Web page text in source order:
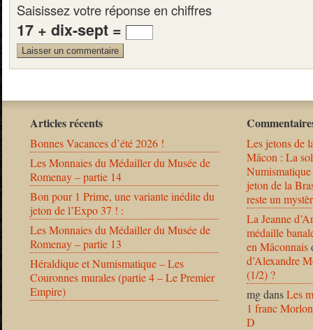
Saisissez votre réponse en chiffres
17 + dix-sept =
Articles récents
Bonnes Vacances d’été 2026 !
Les Monnaies du Médailler du Musée de
Romenay – partie 14
Bon pour 1 Prime, une variante inédite du
jeton de l’Expo 37 ! :
Les Monnaies du Médailler du Musée de
Romenay – partie 13
Héraldique et Numismatique – Les
Couronnes murales (partie 4 – Le Premier
Empire)
Les jetons de
Mâcon : La
jeton de la
reste un
La Jeanne
médaille
en Mâconnais
d’Alexandre
(1/2) ?
mgdansLes
1 franc
D